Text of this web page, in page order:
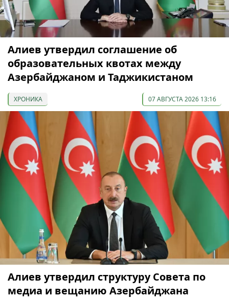
Алиев утвердил соглашение об
образовательных квотах между
Азербайджаном и Таджикистаном
ХРОНИКА 07 АВГУСТА 2026 13:16
Алиев утвердил структуру Совета по
медиа и вещанию Азербайджана